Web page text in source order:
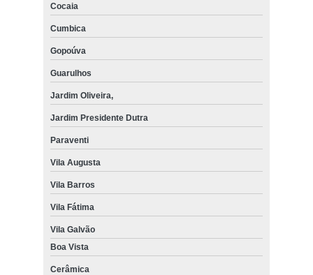
Cocaia
Cumbica
Gopoúva
Guarulhos
Jardim Oliveira,
Jardim Presidente Dutra
Paraventi
Vila Augusta
Vila Barros
Vila Fátima
Vila Galvão
Boa Vista
Cerâmica